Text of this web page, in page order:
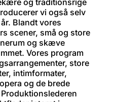
og traditionsrige
vi også selv
Blandt vores
scener, små og store
og skæve
Vores program
store
intimformater,
og de brede